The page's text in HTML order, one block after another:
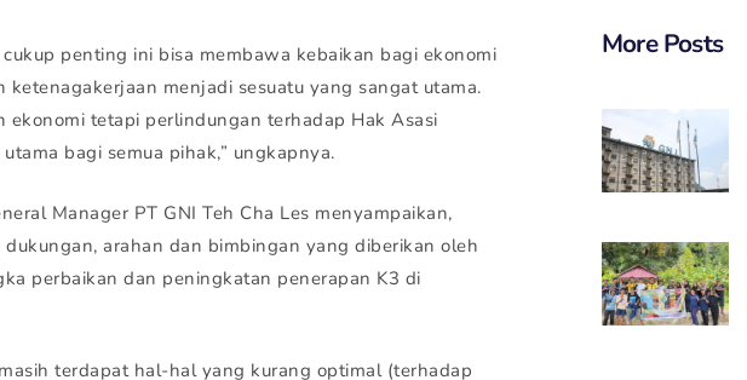
penting ini bisa membawa kebaikan bagi ekonomi
menjadi sesuatu yang sangat utama.
ekonomi tetapi perlindungan terhadap Hak Asasi
bagi semua pihak,” ungkapnya.
Manager PT GNI Teh Cha Les menyampaikan,
arahan dan bimbingan yang diberikan oleh
perbaikan dan peningkatan penerapan K3 di
terdapat hal-hal yang kurang optimal (terhadap
More Posts